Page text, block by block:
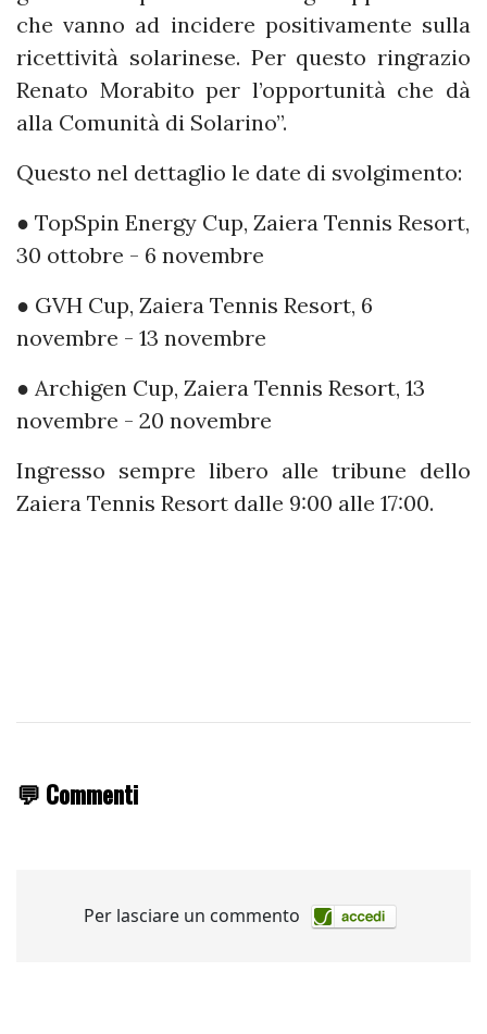
che vanno ad incidere positivamente sulla
ricettività solarinese. Per questo ringrazio
Renato Morabito per l’opportunità che dà
alla Comunità di Solarino”.
Questo nel dettaglio le date di svolgimento:
● TopSpin Energy Cup, Zaiera Tennis Resort,
30 ottobre - 6 novembre
● GVH Cup, Zaiera Tennis Resort, 6
novembre - 13 novembre
● Archigen Cup, Zaiera Tennis Resort, 13
novembre - 20 novembre
Ingresso sempre libero alle tribune dello
Zaiera Tennis Resort dalle 9:00 alle 17:00.
💬 Commenti